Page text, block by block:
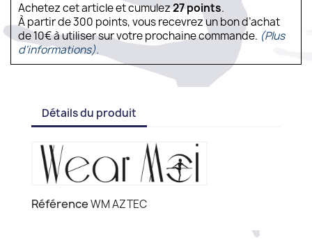
Achetez cet article et cumulez27points.
À partir de 300 points, vous recevrez un bon d’achat
de 10€ à utiliser sur votre prochaine commande. (Plus
d'informations).
Détails du produit
RéférenceWM AZTEC